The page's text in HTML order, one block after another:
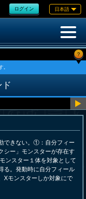
ログイン 日本語
?
。
ド
できない。①：自分フィー
シー」モンスターが存在す
ンスター１体を対象として
る。発動時に自分フィール
Xモンスターしか対象にで